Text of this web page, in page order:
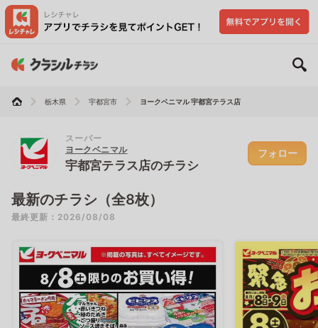
栃木県 宇都宮市 ヨークベニマル 宇都宮テラス店
スーパー
ヨークベニマル
宇都宮テラス店のチラシ
フォロー
最新のチラシ（全8枚）
最終更新：2026/08/08